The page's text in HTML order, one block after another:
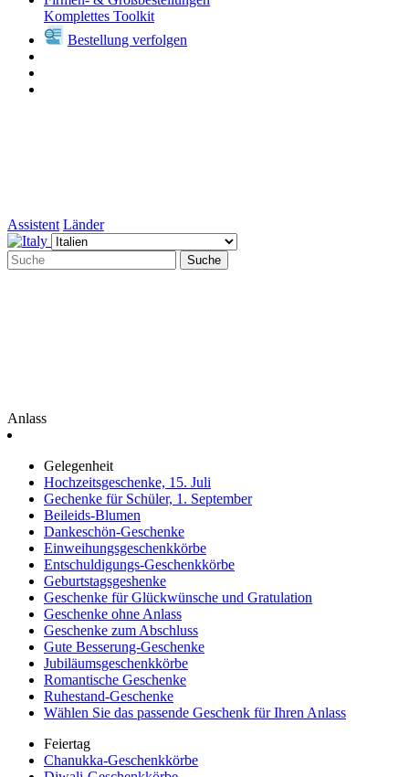
Komplettes Toolkit
Bestellung verfolgen
Assistent Länder
Suche
Anlass
Gelegenheit
Hochzeitsgeschenke, 15. Juli
Gechenke für Schüler, 1. September
Beileids-Blumen
Dankeschön-Geschenke
Einweihungsgeschenkkörbe
Entschuldigungs-Geschenkkörbe
Geburtstagsgeshenke
Geschenke für Glückwünsche und Gratulation
Geschenke ohne Anlass
Geschenke zum Abschluss
Gute Besserung-Geschenke
Jubiläumsgeschenkkörbe
Romantische Geschenke
Ruhestand-Geschenke
Wählen Sie das passende Geschenk für Ihren Anlass
Feiertag
Chanukka-Geschenkkörbe